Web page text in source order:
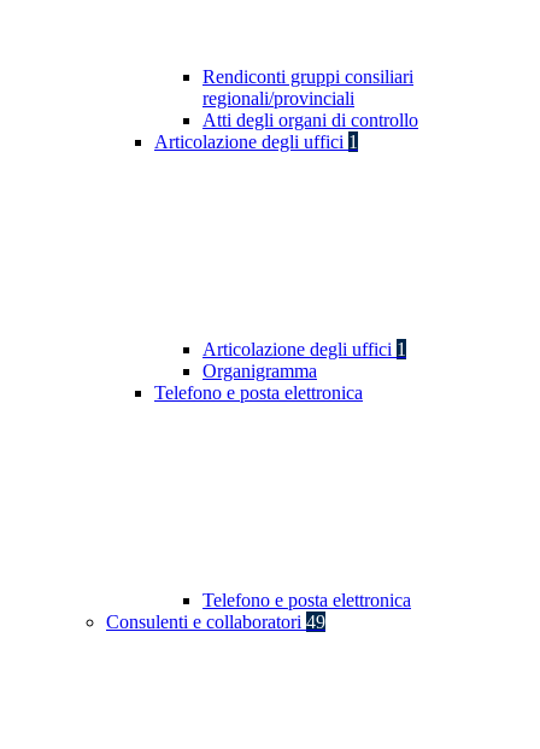
Rendiconti gruppi consiliari
regionali/provinciali
Atti degli organi di controllo
Articolazione degli uffici 1
Articolazione degli uffici 1
Organigramma
Telefono e posta elettronica
Telefono e posta elettronica
Consulenti e collaboratori 49